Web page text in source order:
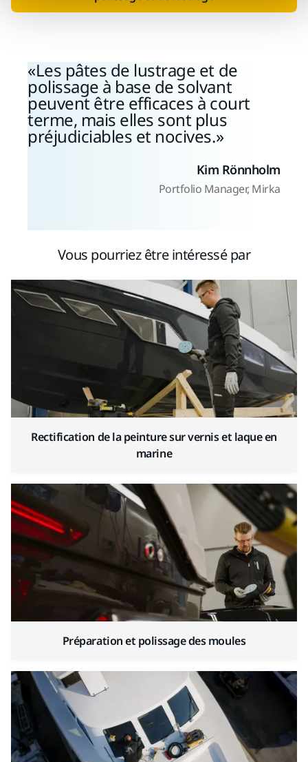
Les pâtes de lustrage et de
polissage à base de solvant
peuvent être efficaces à court
terme, mais elles sont plus
préjudiciables et nocives.
Kim Rönnholm
Portfolio Manager, Mirka
Vous pourriez être intéressé par
Rectification de la peinture sur vernis et laque en
marine
Préparation et polissage des moules